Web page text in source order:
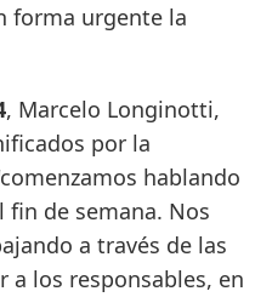
forma urgente la
, Marcelo Longinotti,
por la
hablando
de semana. Nos
a través de las
a los responsables, en